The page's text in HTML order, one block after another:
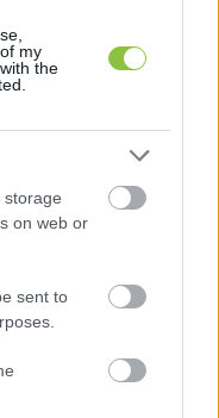
my
the
storage
on web or
sent to
kutatás készül,
már
meg. „
ezt az is jelzi,
„
Orbán olyan